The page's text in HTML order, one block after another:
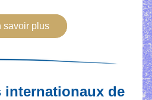
savoir plus
internationaux de